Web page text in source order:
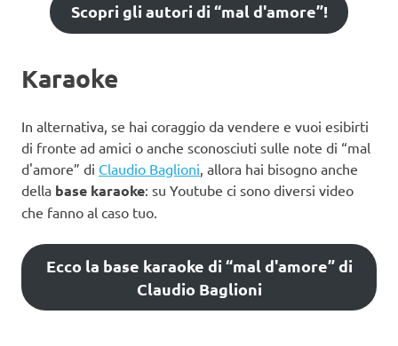
Scopri gli autori di “mal d'amore”!
Karaoke
In alternativa, se hai coraggio da vendere e vuoi esibirti
di fronte ad amici o anche sconosciuti sulle note di “mal
d'amore” di Claudio Baglioni, allora hai bisogno anche
della base karaoke: su Youtube ci sono diversi video
che fanno al caso tuo.
Ecco la base karaoke di “mal d'amore” di
Claudio Baglioni